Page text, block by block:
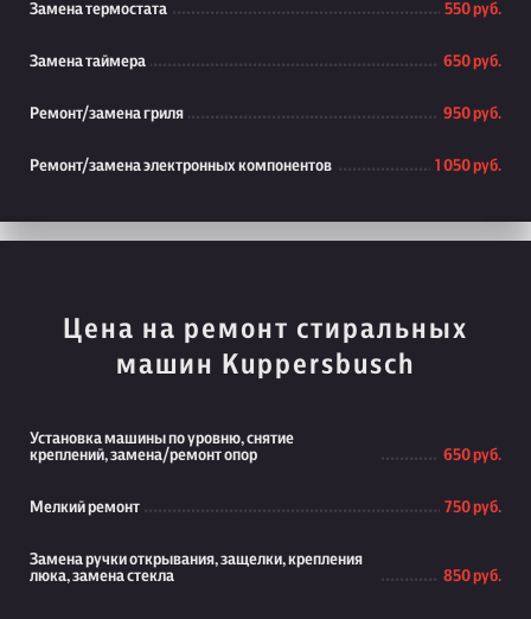
Замена термостата 550 руб.
Замена таймера 650 руб.
Ремонт/замена гриля 950 руб.
Ремонт/замена электронных компонентов 1 050 руб.
Цена на ремонт стиральных
машин Kuppersbusch
Установка машины по уровню, снятие
креплений, замена/ремонт опор
650 руб.
Мелкий ремонт 750 руб.
Замена ручки открывания, защелки, крепления
люка, замена стекла
850 руб.